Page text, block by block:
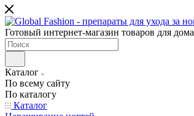
Готовый интернет-магазин товаров для дома
Каталог
По всему сайту
По каталогу
Каталог